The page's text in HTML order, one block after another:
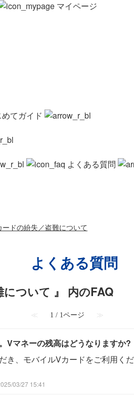
マイページ
てガイド
よくある質問
ドの紛失／盗難について
よくある質問
について 』 内のFAQ
≪ 1 / 1ページ ≫
Vマネーの残高はどうなりますか?
き、モバイルVカードをご利用く
03/27 15:41